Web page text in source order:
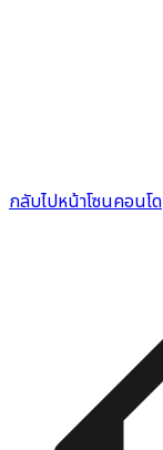
กลับไปหน้าโซนคอนโด